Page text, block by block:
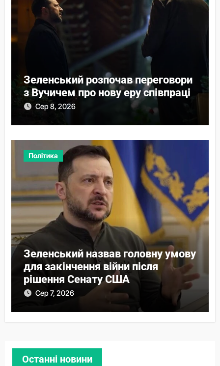
Зеленський розпочав переговори
з Вучичем про нову еру співпраці
Сер 8, 2026
Політика
Зеленський назвав головну умову
для закінчення війни після
рішення Сенату США
Сер 7, 2026
Останні новини